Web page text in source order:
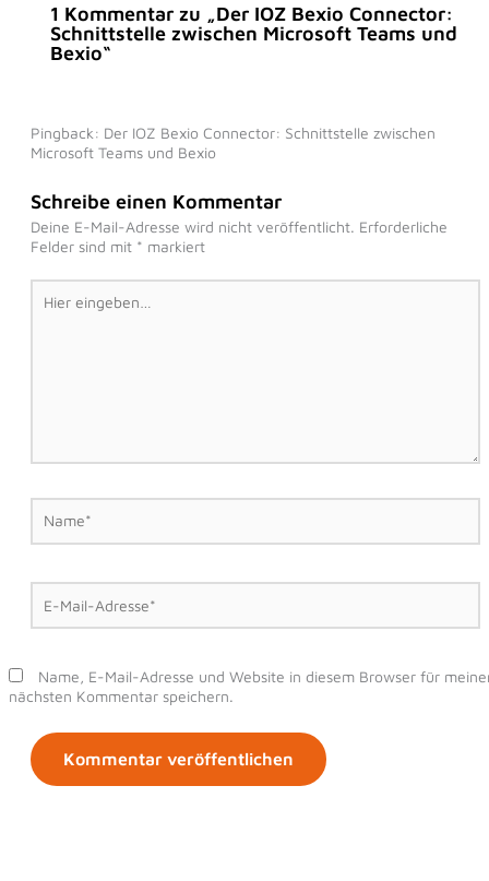
1 Kommentar zu „Der IOZ Bexio Connector:
Schnittstelle zwischen Microsoft Teams und
Bexio“
Pingback: Der IOZ Bexio Connector: Schnittstelle zwischen
Microsoft Teams und Bexio
Schreibe einen Kommentar
Deine E-Mail-Adresse wird nicht veröffentlicht. Erforderliche
Felder sind mit * markiert
Hier
eingeben…
Name*
E-
Mail-
Adresse*
Name, E-Mail-Adresse und Website in diesem Browser für
nächsten Kommentar speichern.